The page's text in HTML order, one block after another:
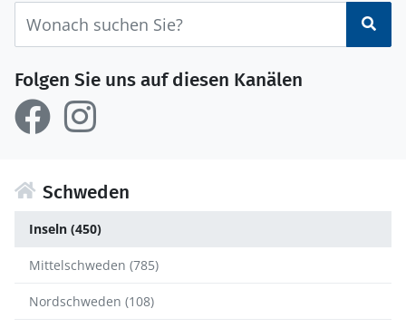
Folgen Sie uns auf diesen Kanälen
Schweden
Inseln (450)
Mittelschweden (785)
Nordschweden (108)